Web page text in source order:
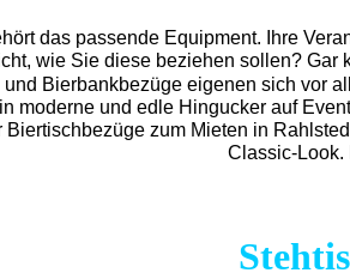
das passende Equipment.
Ihre
wie Sie diese beziehen sollen? Gar
Bierbankbezüge eigenen sich vor
moderne und edle Hingucker auf
zum Mieten in
Classic-Look.